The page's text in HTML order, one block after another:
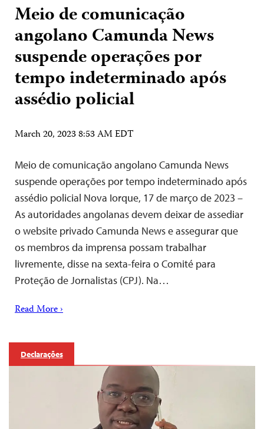
Meio de comunicação
angolano Camunda News
suspende operações por
tempo indeterminado após
assédio policial
March 20, 2023 8:53 AM EDT
Meio de comunicação angolano Camunda News
suspende operações por tempo indeterminado após
assédio policial Nova Iorque, 17 de março de 2023 –
As autoridades angolanas devem deixar de assediar
o website privado Camunda News e assegurar que
os membros da imprensa possam trabalhar
livremente, disse na sexta-feira o Comité para
Proteção de Jornalistas (CPJ). Na…
Read More ›
Declarações